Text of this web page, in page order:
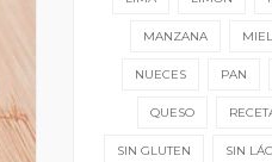
MANZANA MIEL
NUECES PAN
QUESO
SIN GLUTEN SIN